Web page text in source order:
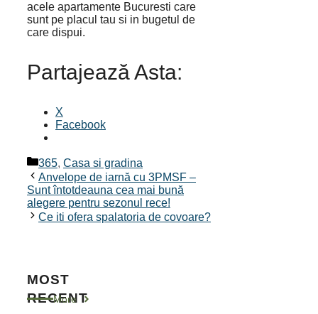
acele apartamente Bucuresti care
sunt pe placul tau si in bugetul de
care dispui.
Partajează Asta:
X
Facebook
Categorii
365, Casa si gradina
Anvelope de iarnă cu 3PMSF –
Sunt întotdeauna cea mai bună
alegere pentru sezonul rece!
Ce iti ofera spalatoria de covoare?
MOST
RECENT
More